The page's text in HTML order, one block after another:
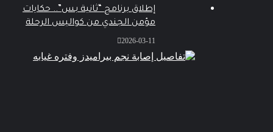
إطلاق برنامج “ثانية بس”.. حكايات
مؤمن الجندي من كواليس الرحلة
2026-03-11